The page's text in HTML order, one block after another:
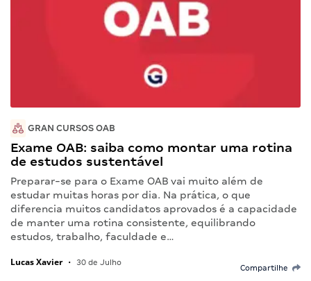
GRAN CURSOS OAB
Exame OAB: saiba como montar uma rotina
de estudos sustentável
Preparar-se para o Exame OAB vai muito além de
estudar muitas horas por dia. Na prática, o que
diferencia muitos candidatos aprovados é a capacidade
de manter uma rotina consistente, equilibrando
estudos, trabalho, faculdade e…
Lucas Xavier • 30 de Julho
Compartilhe